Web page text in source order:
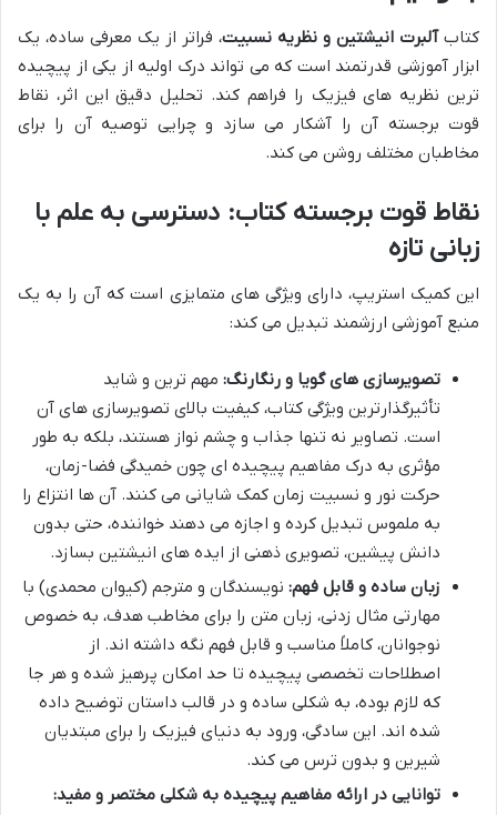
کتابآلبرت انیشتین و نظریه نسبیت، فراتر از یک معرفی ساده، یک
ابزار آموزشی قدرتمند است که می تواند درک اولیه از یکی از پیچیده
ترین نظریه های فیزیک را فراهم کند. تحلیل دقیق این اثر، نقاط
قوت برجسته آن را آشکار می سازد و چرایی توصیه آن را برای
مخاطبان مختلف روشن می کند.
نقاط قوت برجسته کتاب: دسترسی به علم با
زبانی تازه
این کمیک استریپ، دارای ویژگی های متمایزی است که آن را به یک
منبع آموزشی ارزشمند تبدیل می کند:
تصویرسازی های گویا و رنگارنگ: مهم ترین و شاید
تأثیرگذارترین ویژگی کتاب، کیفیت بالای تصویرسازی های آن
است. تصاویر نه تنها جذاب و چشم نواز هستند، بلکه به طور
مؤثری به درک مفاهیم پیچیده ای چون خمیدگی فضا-زمان،
حرکت نور و نسبیت زمان کمک شایانی می کنند. آن ها انتزاع را
به ملموس تبدیل کرده و اجازه می دهند خواننده، حتی بدون
دانش پیشین، تصویری ذهنی از ایده های انیشتین بسازد.
زبان ساده و قابل فهم: نویسندگان و مترجم (کیوان محمدی) با
مهارتی مثال زدنی، زبان متن را برای مخاطب هدف، به خصوص
نوجوانان، کاملاً مناسب و قابل فهم نگه داشته اند. از
اصطلاحات تخصصی پیچیده تا حد امکان پرهیز شده و هر جا
که لازم بوده، به شکلی ساده و در قالب داستان توضیح داده
شده اند. این سادگی، ورود به دنیای فیزیک را برای مبتدیان
شیرین و بدون ترس می کند.
توانایی در ارائه مفاهیم پیچیده به شکلی مختصر و مفید: